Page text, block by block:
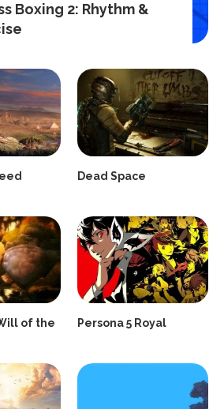
Boxing 2: Rhythm &
Dead Space
of the
Persona 5 Royal